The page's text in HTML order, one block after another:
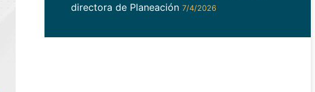
directora de Planeación 7/4/2026